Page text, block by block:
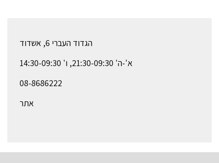
הגדוד העברי 6, אשדוד
א'-ה' 21:30-09:30, ו' 14:30-09:30
08-8686222
אתר